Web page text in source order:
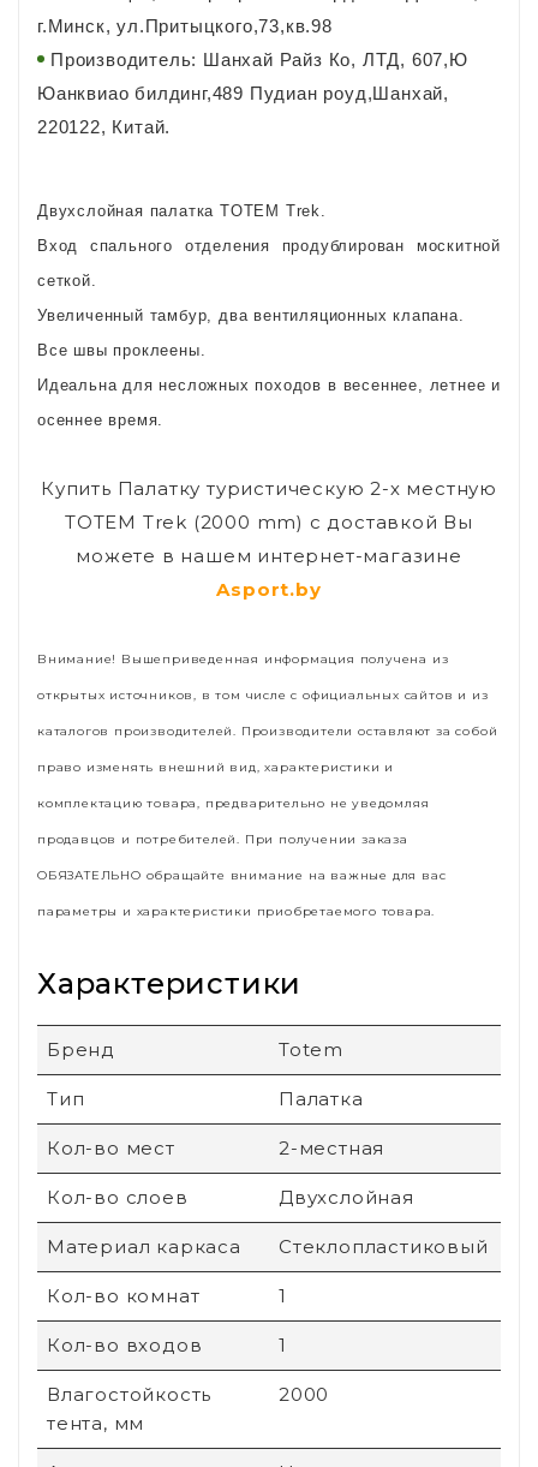
г.Минск, ул.Притыцкого,73,кв.98
Производитель: Шанхай Райз Ко, ЛТД, 607,Ю
Юанквиао билдинг,489 Пудиан роуд,Шанхай,
220122, Китай.
Двухслойная палатка TOTEM Trek.
Вход спального отделения продублирован москитной
сеткой.
Увеличенный тамбур, два вентиляционных клапана.
Все швы проклеены.
Идеальна для несложных походов в весеннее, летнее и
осеннее время.
Купить Палатку туристическую 2-х местную
TOTEM Trek (2000 mm) с доставкой Вы
можете в нашем интернет-магазине
Asport.by
Внимание! Вышеприведенная информация получена из
открытых источников, в том числе с официальных сайтов и из
каталогов производителей. Производители оставляют за собой
право изменять внешний вид, характеристики и
комплектацию товара, предварительно не уведомляя
продавцов и потребителей. При получении заказа
ОБЯЗАТЕЛЬНО обращайте внимание на важные для вас
параметры и характеристики приобретаемого товара.
Характеристики
Бренд Totem
Тип Палатка
Кол-во мест 2-местная
Кол-во слоев Двухслойная
Материал каркаса Стеклопластиковый
Кол-во комнат 1
Кол-во входов 1
Влагостойкость
тента, мм
2000